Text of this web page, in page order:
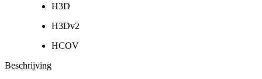
H3D
H3Dv2
HCOV
Beschrijving